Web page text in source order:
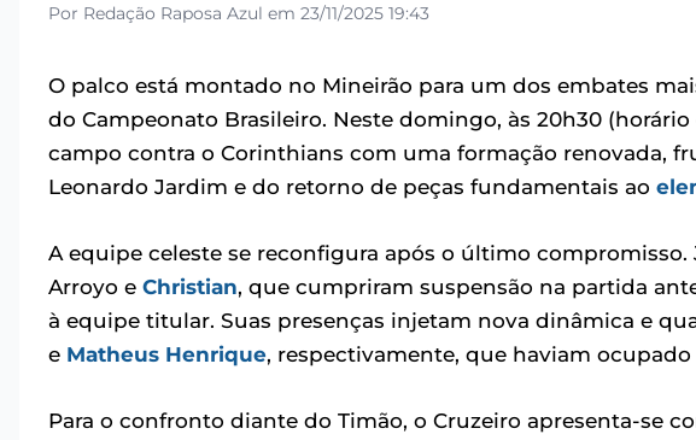
Por Redação Raposa Azul em 23/11/2025 19:43
O palco está montado no Mineirão para um dos embates
do Campeonato Brasileiro. Neste domingo, às 20h30 (horário
campo contra o Corinthians com uma formação renovada,
Leonardo Jardim e do retorno de peças fundamentais ao
A equipe celeste se reconfigura após o último compromisso.
Arroyo e Christian, que cumpriram suspensão na partida
à equipe titular. Suas presenças injetam nova dinâmica e
e Matheus Henrique, respectivamente, que haviam ocupado
Para o confronto diante do Timão, o Cruzeiro apresenta-se